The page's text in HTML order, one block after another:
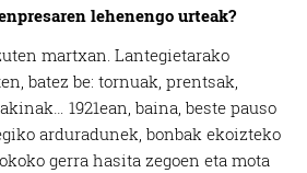
lehenengo urteak?
martxan. Lantegietarako
batez be: tornuak, prentsak,
1921ean, baina, beste pauso
arduradunek, bonbak ekoizteko
gerra hasita zegoen eta mota